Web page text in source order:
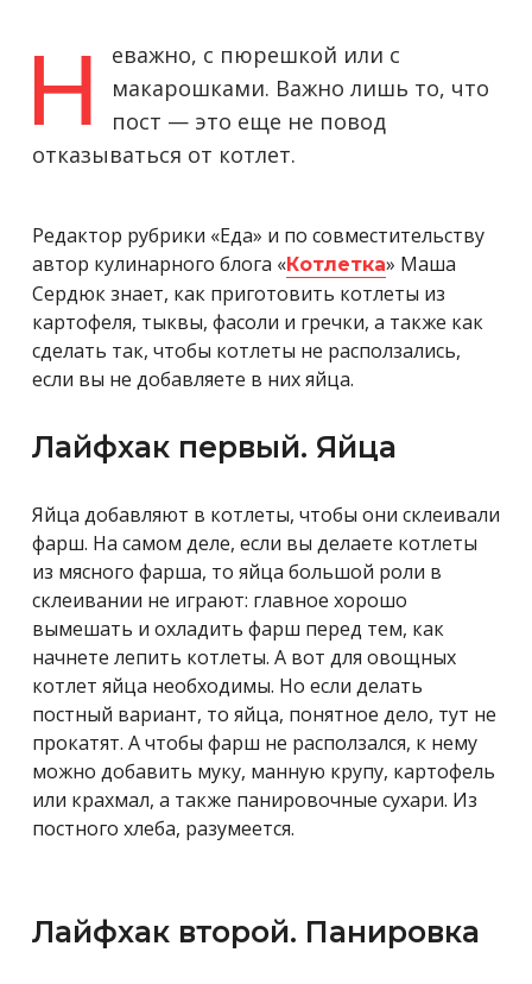
Н
еважно, с пюрешкой или с
макарошками. Важно лишь то, что
пост — это еще не повод
отказываться от котлет.
Редактор рубрики «Еда» и по совместительству
автор кулинарного блога «Котлетка» Маша
Сердюк знает, как приготовить котлеты из
картофеля, тыквы, фасоли и гречки, а также как
сделать так, чтобы котлеты не расползались,
если вы не добавляете в них яйца.
Лайфхак первый. Яйца
Яйца добавляют в котлеты, чтобы они склеивали
фарш. На самом деле, если вы делаете котлеты
из мясного фарша, то яйца большой роли в
склеивании не играют: главное хорошо
вымешать и охладить фарш перед тем, как
начнете лепить котлеты. А вот для овощных
котлет яйца необходимы. Но если делать
постный вариант, то яйца, понятное дело, тут не
прокатят. А чтобы фарш не расползался, к нему
можно добавить муку, манную крупу, картофель
или крахмал, а также панировочные сухари. Из
постного хлеба, разумеется.
Лайфхак второй. Панировка